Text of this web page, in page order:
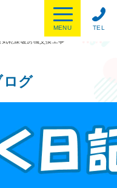
TEL
MENU
気乾燥暖房機交換工事
ログ